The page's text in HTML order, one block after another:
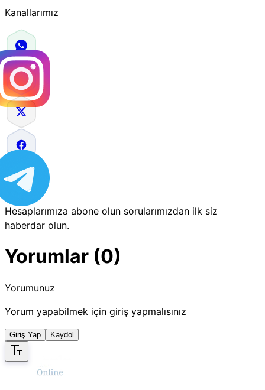
Kanallarımız
Hesaplarımıza abone olun sorularımızdan ilk siz
haberdar olun.
Yorumlar (0)
Yorumunuz
Yorum yapabilmek için giriş yapmalısınız
Giriş Yap Kaydol